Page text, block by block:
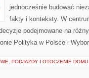
jednocześnie budować
fakty i konteksty. W
podejmowane na
Polityka w Polsce i
PODJAZDY I OTOCZENIE DOMU